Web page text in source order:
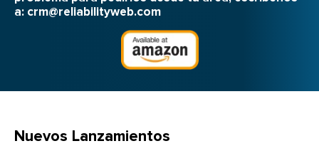
a: crm@reliabilityweb.com
Nuevos Lanzamientos